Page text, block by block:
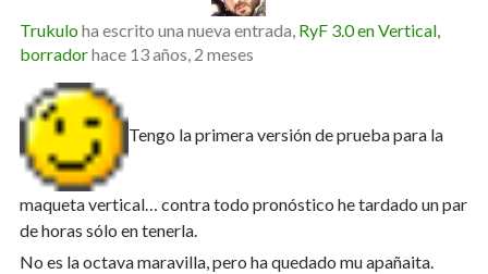
Trukuloha escrito una nueva entrada, RyF 3.0 en Vertical,
borradorhace 13 años, 2 meses
Tengo la primera versión de prueba para la
maqueta vertical… contra todo pronóstico he tardado un par
de horas sólo en tenerla.
No es la octava maravilla, pero ha quedado mu apañaita.